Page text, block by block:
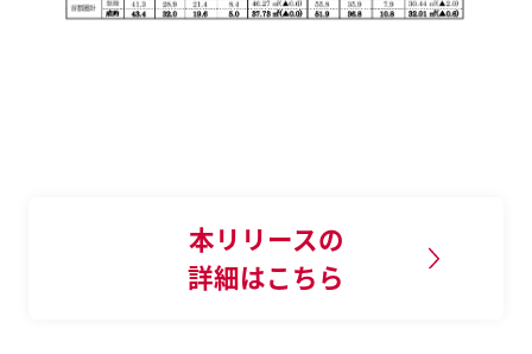
本リリースの
詳細はこちら